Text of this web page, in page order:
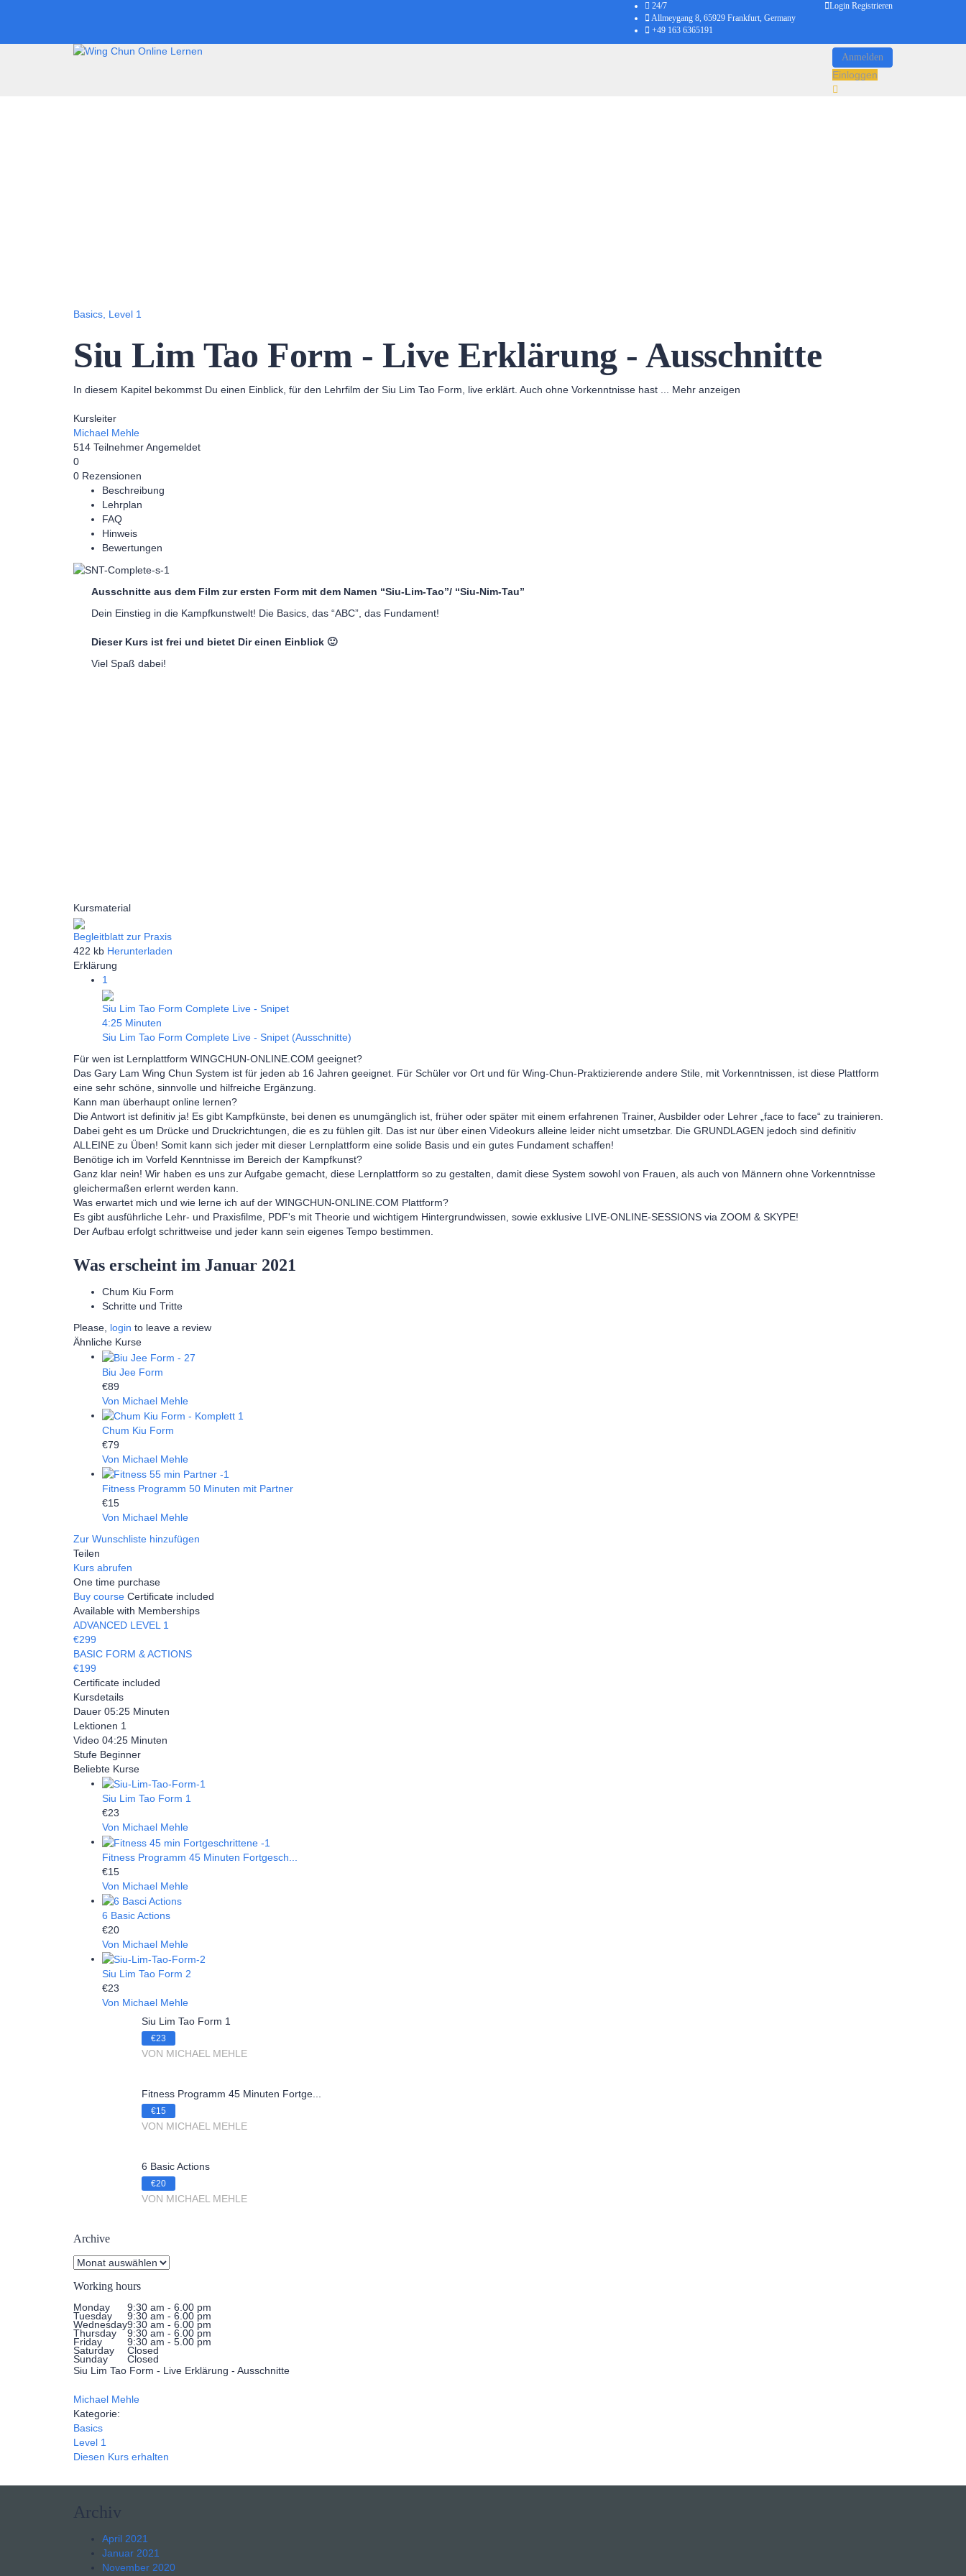
Login Registrieren
24/7
Allmeygang 8, 65929 Frankfurt, Germany
+49 163 6365191
Anmelden
Einloggen
Basics, Level 1
Siu Lim Tao Form - Live Erklärung - Ausschnitte
In diesem Kapitel bekommst Du einen Einblick, für den Lehrfilm der Siu Lim Tao Form, live erklärt. Auch ohne Vorkenntnisse hast Mehr anzeigen
Kursleiter
Michael Mehle
514 TeilnehmerAngemeldet
0
0 Rezensionen
Beschreibung
Lehrplan
FAQ
Hinweis
Bewertungen
Ausschnitte aus dem Film zur ersten Form mit dem Namen “Siu-Lim-Tao”/ “Siu-Nim-Tau”
Dein Einstieg in die Kampfkunstwelt! Die Basics, das “ABC”, das Fundament!
Dieser Kurs ist frei und bietet Dir einen Einblick 🙂
Viel Spaß dabei!
Kursmaterial
Begleitblatt zur Praxis
422 kb Herunterladen
Erklärung
1
Siu Lim Tao Form Complete Live - Snipet
4:25 Minuten
Siu Lim Tao Form Complete Live - Snipet (Ausschnitte)
Für wen ist Lernplattform WINGCHUN-ONLINE.COM geeignet?
Das Gary Lam Wing Chun System ist für jeden ab 16 Jahren geeignet. Für Schüler vor Ort und für Wing-Chun-Praktizierende andere Stile, mit Vorkenntnissen, ist diese Plattform
eine sehr schöne, sinnvolle und hilfreiche Ergänzung.
Kann man überhaupt online lernen?
Die Antwort ist definitiv ja! Es gibt Kampfkünste, bei denen es unumgänglich ist, früher oder später mit einem erfahrenen Trainer, Ausbilder oder Lehrer „face to face“ zu trainieren.
Dabei geht es um Drücke und Druckrichtungen, die es zu fühlen gilt. Das ist nur über einen Videokurs alleine leider nicht umsetzbar. Die GRUNDLAGEN jedoch sind definitiv
ALLEINE zu Üben! Somit kann sich jeder mit dieser Lernplattform eine solide Basis und ein gutes Fundament schaffen!
Benötige ich im Vorfeld Kenntnisse im Bereich der Kampfkunst?
Ganz klar nein! Wir haben es uns zur Aufgabe gemacht, diese Lernplattform so zu gestalten, damit diese System sowohl von Frauen, als auch von Männern ohne Vorkenntnisse
gleichermaßen erlernt werden kann.
Was erwartet mich und wie lerne ich auf der WINGCHUN-ONLINE.COM Plattform?
Es gibt ausführliche Lehr- und Praxisfilme, PDF's mit Theorie und wichtigem Hintergrundwissen, sowie exklusive LIVE-ONLINE-SESSIONS via ZOOM & SKYPE!
Der Aufbau erfolgt schrittweise und jeder kann sein eigenes Tempo bestimmen.
Was erscheint im Januar 2021
Chum Kiu Form
Schritte und Tritte
Please, login to leave a review
Ähnliche Kurse
Biu Jee Form
€89
Von Michael Mehle
Chum Kiu Form
€79
Von Michael Mehle
Fitness Programm 50 Minuten mit Partner
€15
Von Michael Mehle
Zur Wunschliste hinzufügen
Teilen
Kurs abrufen
One time purchase
Buy course Certificate included
Available with Memberships
ADVANCED LEVEL 1
€299
BASIC FORM & ACTIONS
€199
Certificate included
Kursdetails
Dauer 05:25 Minuten
Lektionen 1
Video 04:25 Minuten
Stufe Beginner
Beliebte Kurse
Siu Lim Tao Form 1
€23
Von Michael Mehle
Fitness Programm 45 Minuten Fortgesch...
€15
Von Michael Mehle
6 Basic Actions
€20
Von Michael Mehle
Siu Lim Tao Form 2
€23
Von Michael Mehle
Siu Lim Tao Form 1
€23
VON MICHAEL MEHLE
Fitness Programm 45 Minuten Fortge...
€15
VON MICHAEL MEHLE
6 Basic Actions
€20
VON MICHAEL MEHLE
Archive
Working hours
Monday 9:30 am - 6.00 pm
Tuesday 9:30 am - 6.00 pm
Wednesday9:30 am - 6.00 pm
Thursday 9:30 am - 6.00 pm
Friday 9:30 am - 5.00 pm
Saturday Closed
Sunday
Closed
Siu Lim Tao Form - Live Erklärung - Ausschnitte
Michael Mehle
Kategorie:
Basics
Level 1
Diesen Kurs erhalten
Archiv
April 2021
Januar 2021
November 2020